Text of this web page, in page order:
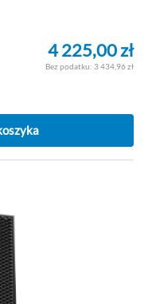
4 225,00 zł
3 434,96 zł